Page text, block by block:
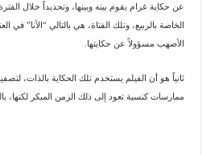
عن حكاية غرام يقوم بينه وبينها، وتحديداً خلال
الخاصة بالربيع، وتلك الفتاة، هي بالتالي “الأنا”
الأصهب مسؤولاً عن حكايتها.
ثانياً هو أن الفيلم يستخدم تلك الحكاية بالذات،
ممارسات كنسية تعود إلى ذلك الزمن المبكر لكنها،